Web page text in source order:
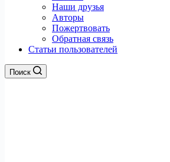
Наши друзья
Авторы
Пожертвовать
Обратная связь
Статьи пользователей
Поиск